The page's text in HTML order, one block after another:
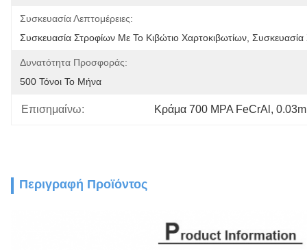
Συσκευασία Λεπτομέρειες:
Συσκευασία Στροφίων Με Το Κιβώτιο Χαρτοκιβωτίων,
Δυνατότητα Προσφοράς:
500 Τόνοι Το Μήνα
Επισημαίνω: Κράμα 700 MPA FeCrAl ,
Περιγραφή Προϊόντος